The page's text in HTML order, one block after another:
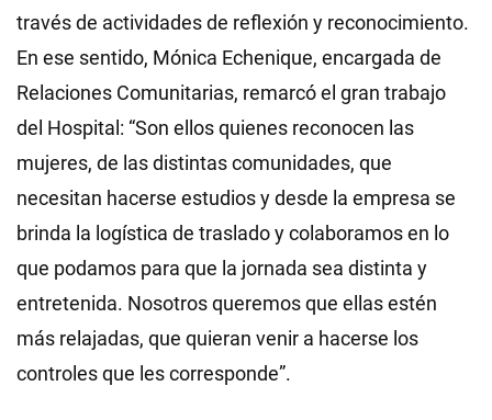
través de actividades de reflexión y reconocimiento.
En ese sentido, Mónica Echenique, encargada de
Relaciones Comunitarias, remarcó el gran trabajo
del Hospital: “Son ellos quienes reconocen las
mujeres, de las distintas comunidades, que
necesitan hacerse estudios y desde la empresa se
brinda la logística de traslado y colaboramos en lo
que podamos para que la jornada sea distinta y
entretenida. Nosotros queremos que ellas estén
más relajadas, que quieran venir a hacerse los
controles que les corresponde”.